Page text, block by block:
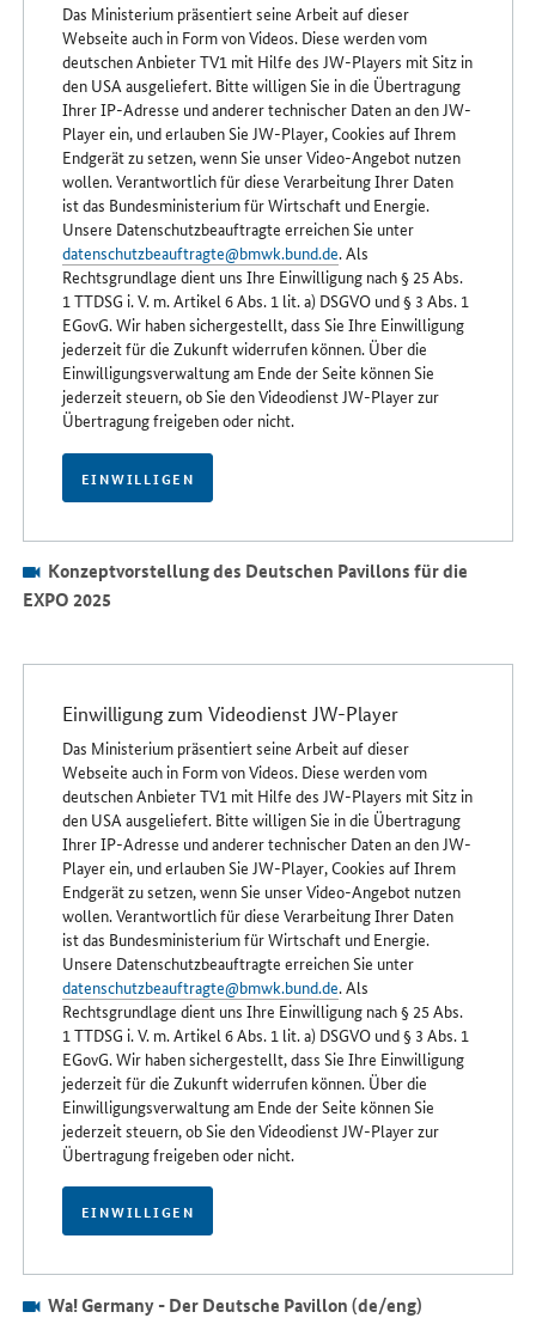
Das Ministerium präsentiert seine Arbeit auf dieser
Webseite auch in Form von Videos. Diese werden vom
deutschen Anbieter TV1 mit Hilfe des JW-Players mit Sitz in
den USA ausgeliefert. Bitte willigen Sie in die Übertragung
Ihrer IP-Adresse und anderer technischer Daten an den JW-
Player ein, und erlauben Sie JW-Player, Cookies auf Ihrem
Endgerät zu setzen, wenn Sie unser Video-Angebot nutzen
wollen. Verantwortlich für diese Verarbeitung Ihrer Daten
ist das Bundesministerium für Wirtschaft und Energie.
Unsere Datenschutzbeauftragte erreichen Sie unter
datenschutzbeauftragte@bmwk.bund.de. Als
Rechtsgrundlage dient uns Ihre Einwilligung nach § 25 Abs.
1 TTDSG i. V. m. Artikel 6 Abs. 1 lit. a) DSGVO und § 3 Abs. 1
EGovG. Wir haben sichergestellt, dass Sie Ihre Einwilligung
jederzeit für die Zukunft widerrufen können. Über die
Einwilligungsverwaltung am Ende der Seite können Sie
jederzeit steuern, ob Sie den Videodienst JW-Player zur
Übertragung freigeben oder nicht.
EINWILLIGEN
Konzeptvorstellung des Deutschen Pavillons für die
EXPO 2025
Einwilligung zum Videodienst JW-Player
Das Ministerium präsentiert seine Arbeit auf dieser
Webseite auch in Form von Videos. Diese werden vom
deutschen Anbieter TV1 mit Hilfe des JW-Players mit Sitz in
den USA ausgeliefert. Bitte willigen Sie in die Übertragung
Ihrer IP-Adresse und anderer technischer Daten an den JW-
Player ein, und erlauben Sie JW-Player, Cookies auf Ihrem
Endgerät zu setzen, wenn Sie unser Video-Angebot nutzen
wollen. Verantwortlich für diese Verarbeitung Ihrer Daten
ist das Bundesministerium für Wirtschaft und Energie.
Unsere Datenschutzbeauftragte erreichen Sie unter
datenschutzbeauftragte@bmwk.bund.de. Als
Rechtsgrundlage dient uns Ihre Einwilligung nach § 25 Abs.
1 TTDSG i. V. m. Artikel 6 Abs. 1 lit. a) DSGVO und § 3 Abs. 1
EGovG. Wir haben sichergestellt, dass Sie Ihre Einwilligung
jederzeit für die Zukunft widerrufen können. Über die
Einwilligungsverwaltung am Ende der Seite können Sie
jederzeit steuern, ob Sie den Videodienst JW-Player zur
Übertragung freigeben oder nicht.
EINWILLIGEN
Wa! Germany - Der Deutsche Pavillon (de/eng)